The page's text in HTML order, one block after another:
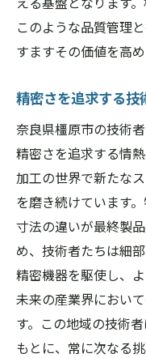
このような品質管理
すますその価値を高め
精密さを追求する技
奈良県橿原市の技術
精密さを追求する情
加工の世界で新たな
を磨き続けています
寸法の違いが最終製
め、技術者たちは細
精密機器を駆使し、
未来の産業界におい
す。この地域の技術
もとに、常に次なる